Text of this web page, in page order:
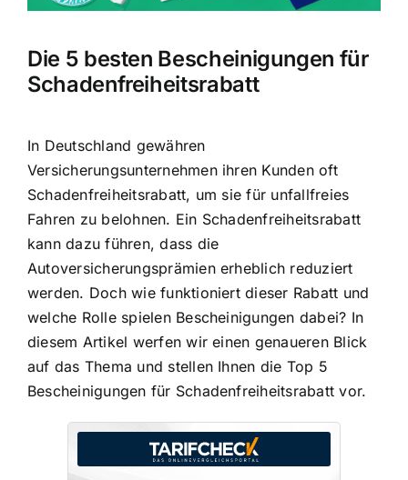
Die 5 besten Bescheinigungen für
Schadenfreiheitsrabatt
In Deutschland gewähren
Versicherungsunternehmen ihren Kunden oft
Schadenfreiheitsrabatt, um sie für unfallfreies
Fahren zu belohnen. Ein Schadenfreiheitsrabatt
kann dazu führen, dass die
Autoversicherungsprämien erheblich reduziert
werden. Doch wie funktioniert dieser Rabatt und
welche Rolle spielen Bescheinigungen dabei? In
diesem Artikel werfen wir einen genaueren Blick
auf das Thema und stellen Ihnen die Top 5
Bescheinigungen für Schadenfreiheitsrabatt vor.